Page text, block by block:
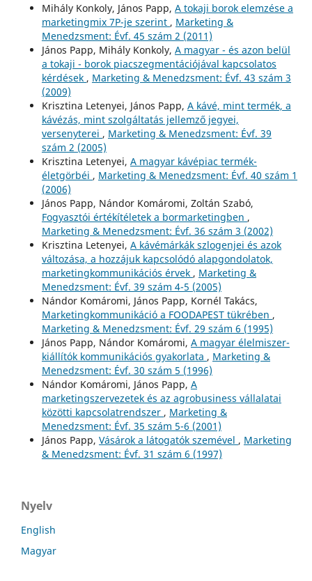
Mihály Konkoly, János Papp, A tokaji borok elemzése a
marketingmix 7P-je szerint , Marketing &
Menedzsment: Évf. 45 szám 2 (2011)
János Papp, Mihály Konkoly, A magyar - és azon belül
a tokaji - borok piacszegmentációjával kapcsolatos
kérdések , Marketing & Menedzsment: Évf. 43 szám 3
(2009)
Krisztina Letenyei, János Papp, A kávé, mint termék, a
kávézás, mint szolgáltatás jellemző jegyei,
versenyterei , Marketing & Menedzsment: Évf. 39
szám 2 (2005)
Krisztina Letenyei, A magyar kávépiac termék-
életgörbéi , Marketing & Menedzsment: Évf. 40 szám 1
(2006)
János Papp, Nándor Komáromi, Zoltán Szabó,
Fogyasztói értékítéletek a bormarketingben ,
Marketing & Menedzsment: Évf. 36 szám 3 (2002)
Krisztina Letenyei, A kávémárkák szlogenjei és azok
változása, a hozzájuk kapcsolódó alapgondolatok,
marketingkommunikációs érvek , Marketing &
Menedzsment: Évf. 39 szám 4-5 (2005)
Nándor Komáromi, János Papp, Kornél Takács,
Marketingkommunikáció a FOODAPEST tükrében ,
Marketing & Menedzsment: Évf. 29 szám 6 (1995)
János Papp, Nándor Komáromi, A magyar élelmiszer-
kiállítók kommunikációs gyakorlata , Marketing &
Menedzsment: Évf. 30 szám 5 (1996)
Nándor Komáromi, János Papp, A
marketingszervezetek és az agrobusiness vállalatai
közötti kapcsolatrendszer , Marketing &
Menedzsment: Évf. 35 szám 5-6 (2001)
János Papp, Vásárok a látogatók szemével , Marketing
& Menedzsment: Évf. 31 szám 6 (1997)
Nyelv
English
Magyar